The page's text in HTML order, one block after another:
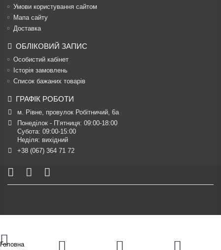
Умови користування сайтом
Мапа сайту
Доставка
ОБЛІКОВИЙ ЗАПИС
Особистий кабінет
Історія замовлень
Список бажаних товарів
ГРАФІК РОБОТИ
м. Рівне, провулок Робітничий, 6а
Понеділок - П’ятниця: 09:00-18:00
Субота: 09:00-15:00
Неділя: вихідний
+38 (067) 364 71 72
Головна